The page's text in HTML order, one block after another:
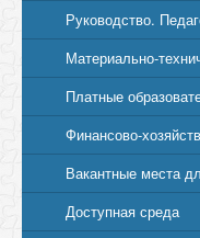
Руководство.
Материально-
Платные
Финансово-
Вакантные места
Доступная среда